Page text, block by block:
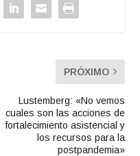
PRÓXIMO
Lustemberg: «No vemos
cuales son las acciones de
fortalecimiento asistencial y
los recursos para la
postpandemia»